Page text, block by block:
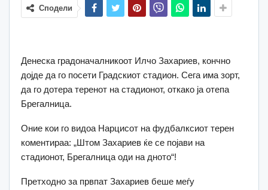
Сподели
Денеска градоначалникоот Илчо Захариев, кончно
дојде да го посети Градскиот стадион. Сега има зорт,
да го дотера теренот на стадионот, откако ја отепа
Брегалница.
Оние кои го видоа Нарцисот на фудбалксиот терен
коментираа: „Штом Захариев ќе се појави на
стадионот, Брегалница оди на дното“!
Претходно за првпат Захариев беше меѓу